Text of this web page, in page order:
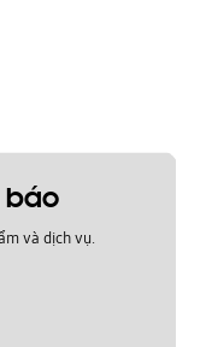
báo
và dịch vụ.